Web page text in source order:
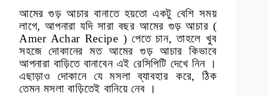
আমের গুড় আচার বানাতে হয়তো একটু বেশি সময়
লাগে, আপনারা যদি সারা বছর আমের গুড় আচার (
Amer Achar Recipe ) পেতে চান, তাহলে খুব
সহজে দোকানের মত আমের গুড় আচার কিভাবে
আপনারা বাড়িতে বানাবেন এই রেসিপিটি দেখে নিন ।
এছাড়াও দোকানে যে মসলা ব্যাবহার করে, ঠিক
তেমন মসলা বাড়িতেই বানিয়ে নেব ।